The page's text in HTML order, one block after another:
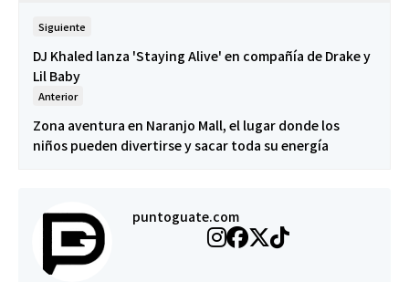
Siguiente
DJ Khaled lanza 'Staying Alive' en compañía de Drake y
Lil Baby
Anterior
Zona aventura en Naranjo Mall, el lugar donde los
niños pueden divertirse y sacar toda su energía
puntoguate.com